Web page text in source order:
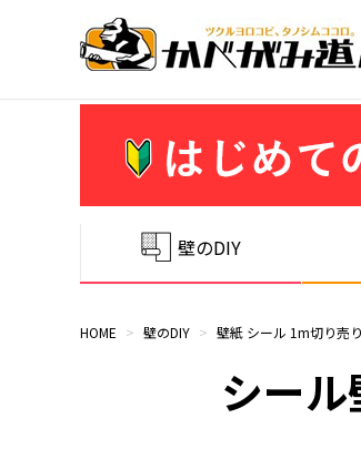
壁のDIY
HOME > 壁のDIY > 壁紙 シール 1m切り売
シー